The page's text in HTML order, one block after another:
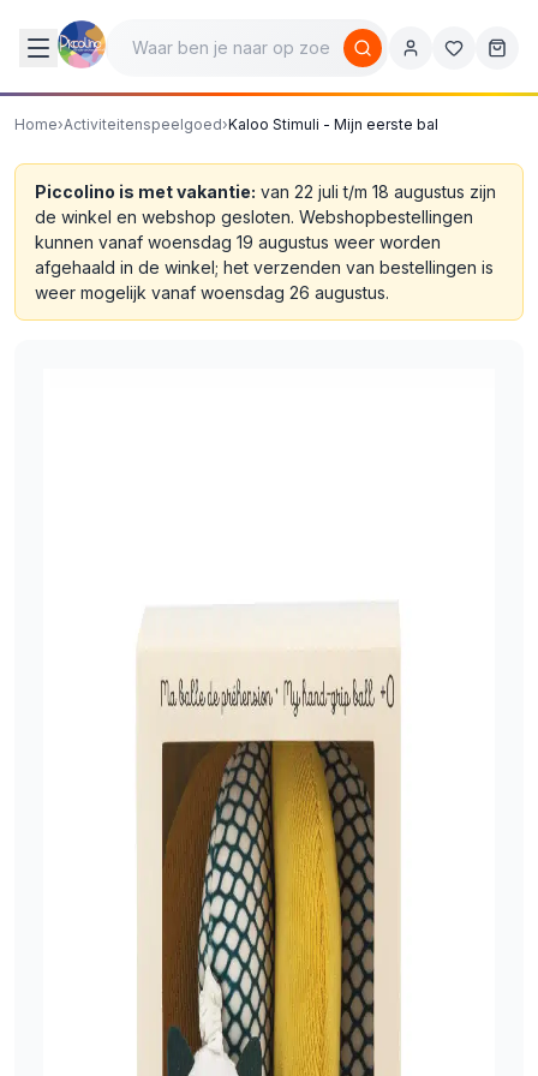
Home›Activiteitenspeelgoed›Kaloo Stimuli - Mijn eerste bal
Piccolino is met vakantie: van 22 juli t/m 18 augustus zijn
de winkel en webshop gesloten. Webshopbestellingen
kunnen vanaf woensdag 19 augustus weer worden
afgehaald in de winkel; het verzenden van bestellingen is
weer mogelijk vanaf woensdag 26 augustus.